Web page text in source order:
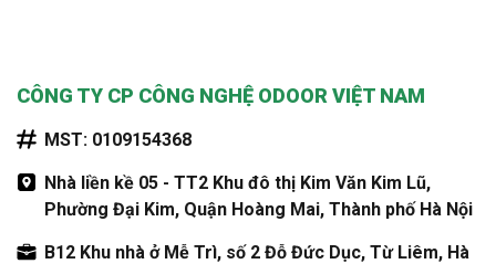
CÔNG TY CP CÔNG NGHỆ ODOOR VIỆT NAM
MST: 0109154368
Nhà liền kề 05 - TT2 Khu đô thị Kim Văn Kim Lũ,
Phường Đại Kim, Quận Hoàng Mai, Thành phố Hà Nội
B12 Khu nhà ở Mễ Trì, số 2 Đỗ Đức Dục, Từ Liêm, Hà